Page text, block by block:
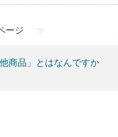
ージ ≫
商品」とはなんですか